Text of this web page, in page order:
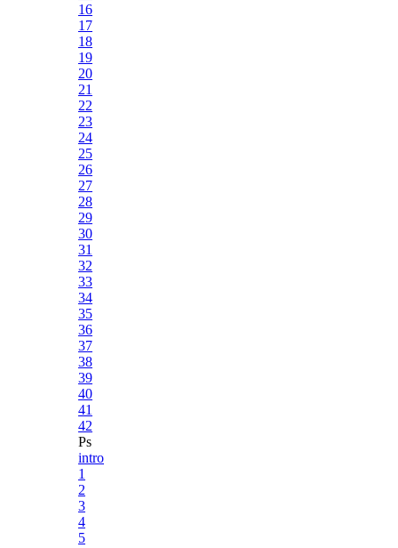
16
17
18
19
20
21
22
23
24
25
26
27
28
29
30
31
32
33
34
35
36
37
38
39
40
41
42
Ps
intro
1
2
3
4
5